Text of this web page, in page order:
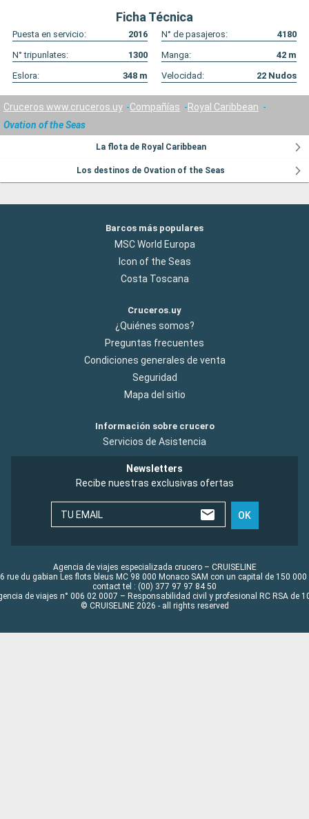
Ficha Técnica
Puesta en servicio: 2016 N° de pasajeros:
4180
N° tripunlates:
1300 Manga: 42 m
Eslora:
348 m Velocidad: 22 Nudos
Cruceros www.cruceros.uy Compañías
Royal Caribbean
Ovation of the Seas
La flota de Royal Caribbean
Los destinos de Ovation of the Seas
Barcos más populares
MSC World Europa
Icon of the Seas
Costa Toscana
Cruceros.uy
¿Quiénes somos?
Preguntas frecuentes
Condiciones generales de venta
Seguridad
Mapa del sitio
Información sobre crucero
Servicios de Asistencia
Newsletters
Recibe nuestras exclusivas ofertas
TU EMAIL OK
Agencia de viajes especializada crucero – CRUISELINE
rue du gabian Les flots bleus MC 98 000 Monaco SAM con un capital de 150 000
contact tel : (00) 377 97 97 84 50
de viajes n° 006 02 0007 – Responsabilidad civil y profesional RC RSA de
© CRUISELINE 2026 - all rights reserved